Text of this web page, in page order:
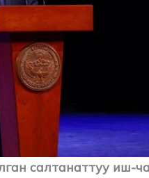
салтанаттуу иш-